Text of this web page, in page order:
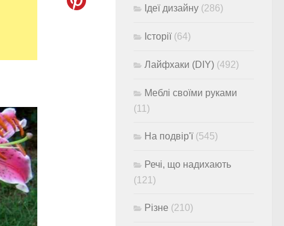
Ідеї дизайну (286)
Історії(64)
Лайфхаки (DIY) (492)
Меблі своїми руками
(11)
На подвір'ї(545)
Речі, що надихають
(121)
Різне (210)